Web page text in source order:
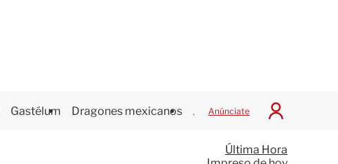
Gastélum Dragones mexicanos Juegos Centroamericanos
Anúnciate
I
c
Última Hora